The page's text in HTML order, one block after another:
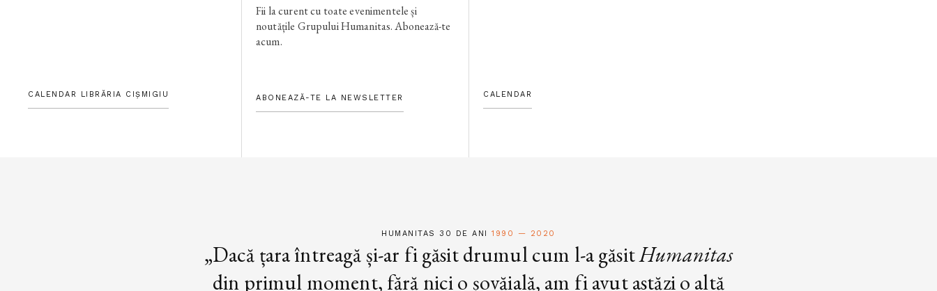
CALENDAR
CALENDAR LIBRĂRIA CIȘMIGIU
Fii la curent cu toate evenimentele și
noutățile Grupului Humanitas. Abonează-te
acum.
ABONEAZĂ-TE LA NEWSLETTER
HUMANITAS 30 DE ANI1990 — 2020
„Dacă țara întreagă și-ar fi găsit drumul cum l-a găsitHumanitas
din primul moment, fără nici o șovăială, am fi avut astăzi o altă